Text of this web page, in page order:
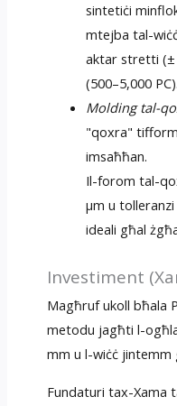
sintetiċi
mtejba tal-
aktar stretti (±
(500–5,000 PC).
Molding tal-
"qoxra"
imsaħħan.
Il-forom tal-
µm u
ideali għal
Investiment
Magħruf ukoll bħala
metodu jagħti l-
mm u l-wiċċ jintemm
Fundaturi tax-Xama